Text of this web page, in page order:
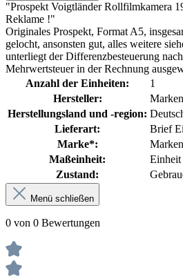
"Prospekt Voigtländer Rollfilmkamera
Reklame !"
Originales Prospekt, Format A5,
gelocht, ansonsten gut, alles weitere
unterliegt der Differenzbesteuerung
Mehrwertsteuer in der Rechnung
Anzahl der Einheiten:
1
Hersteller:
Herstellungsland und -region:
Lieferart:
Brief
Marke*:
Maßeinheit:
Einheit
Zustand:
Menü schließen
0 von 0 Bewertungen